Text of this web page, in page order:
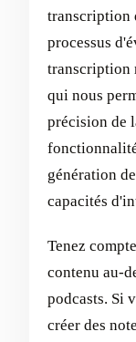
transcription
processus
transcription
qui nous
précision de
génération
capacités
Tenez
contenu au-
podcasts. Si
créer des